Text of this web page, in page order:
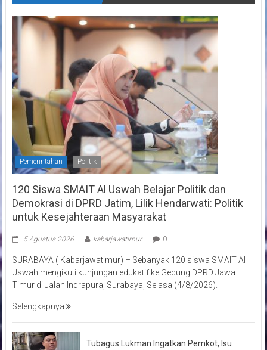
Pemerintahan Politik
120 Siswa SMAIT Al Uswah Belajar Politik dan
Demokrasi di DPRD Jatim, Lilik Hendarwati: Politik
untuk Kesejahteraan Masyarakat
5 Agustus 2026 kabarjawatimur 0
SURABAYA ( Kabarjawatimur) – Sebanyak 120 siswa SMAIT Al
Uswah mengikuti kunjungan edukatif ke Gedung DPRD Jawa
Timur di Jalan Indrapura, Surabaya, Selasa (4/8/2026).
Selengkapnya
Tubagus Lukman Ingatkan Pemkot, Isu